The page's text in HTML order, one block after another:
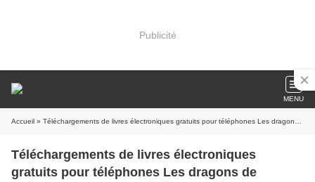
Publicité
MENU
Accueil » Téléchargements de livres électroniques gratuits pour téléphones Les dragons de Nalsara Tome 1 : Le troisième oeuf 9782747054416
Téléchargements de livres électroniques
gratuits pour téléphones Les dragons de